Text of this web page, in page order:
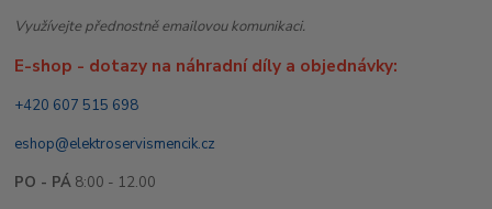
Využívejte přednostně emailovou komunikaci.
E-shop - dotazy na náhradní díly a objednávky:
+420 607 515 698
eshop@elektroservismencik.cz
PO - PÁ 8:00 - 12.00